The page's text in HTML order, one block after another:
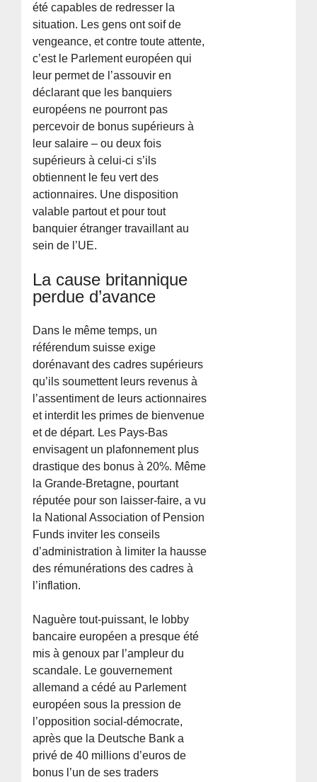
été capables de redresser la
situation. Les gens ont soif de
vengeance, et contre toute attente,
c’est le Parlement européen qui
leur permet de l’assouvir en
déclarant que les banquiers
européens ne pourront pas
percevoir de bonus supérieurs à
leur salaire – ou deux fois
supérieurs à celui-ci s’ils
obtiennent le feu vert des
actionnaires. Une disposition
valable partout et pour tout
banquier étranger travaillant au
sein de l’UE.
La cause britannique
perdue d’avance
Dans le même temps, un
référendum suisse exige
dorénavant des cadres supérieurs
qu’ils soumettent leurs revenus à
l’assentiment de leurs actionnaires
et interdit les primes de bienvenue
et de départ. Les Pays-Bas
envisagent un plafonnement plus
drastique des bonus à 20%. Même
la Grande-Bretagne, pourtant
réputée pour son laisser-faire, a vu
la National Association of Pension
Funds inviter les conseils
d’administration à limiter la hausse
des rémunérations des cadres à
l’inflation.
Naguère tout-puissant, le lobby
bancaire européen a presque été
mis à genoux par l’ampleur du
scandale. Le gouvernement
allemand a cédé au Parlement
européen sous la pression de
l’opposition social-démocrate,
après que la Deutsche Bank a
privé de 40 millions d’euros de
bonus l’un de ses traders